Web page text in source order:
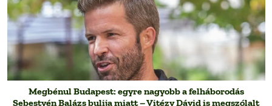
Megbénul Budapest: egyre nagyobb a felháborodás
Sebestyén Balázs bulija miatt – Vitézy Dávid is megszólalt